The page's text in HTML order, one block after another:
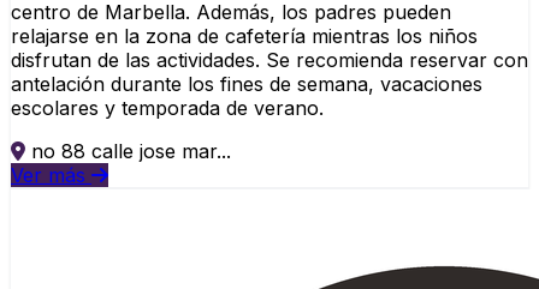
centro de Marbella. Además, los padres pueden
relajarse en la zona de cafetería mientras los niños
disfrutan de las actividades. Se recomienda reservar con
antelación durante los fines de semana, vacaciones
escolares y temporada de verano.
no 88 calle jose mar...
Ver más